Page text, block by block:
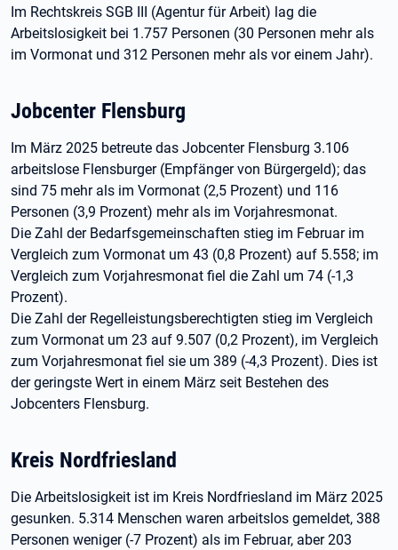
Im Rechtskreis SGB III (Agentur für Arbeit) lag die
Arbeitslosigkeit bei 1.757 Personen (30 Personen mehr als
im Vormonat und 312 Personen mehr als vor einem Jahr).
Jobcenter Flensburg
Im März 2025 betreute das Jobcenter Flensburg 3.106
arbeitslose Flensburger (Empfänger von Bürgergeld); das
sind 75 mehr als im Vormonat (2,5 Prozent) und 116
Personen (3,9 Prozent) mehr als im Vorjahresmonat.
Die Zahl der Bedarfsgemeinschaften stieg im Februar im
Vergleich zum Vormonat um 43 (0,8 Prozent) auf 5.558; im
Vergleich zum Vorjahresmonat fiel die Zahl um 74 (-1,3
Prozent).
Die Zahl der Regelleistungsberechtigten stieg im Vergleich
zum Vormonat um 23 auf 9.507 (0,2 Prozent), im Vergleich
zum Vorjahresmonat fiel sie um 389 (-4,3 Prozent). Dies ist
der geringste Wert in einem März seit Bestehen des
Jobcenters Flensburg.
Kreis Nordfriesland
Die Arbeitslosigkeit ist im Kreis Nordfriesland im März 2025
gesunken. 5.314 Menschen waren arbeitslos gemeldet, 388
Personen weniger (-7 Prozent) als im Februar, aber 203